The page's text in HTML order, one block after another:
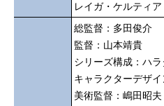
レイガ・ケルティア
総監督：多田俊介
監督：山本靖貴
シリーズ構成：ハラ
キャラクターデザ
美術監督：嶋田昭